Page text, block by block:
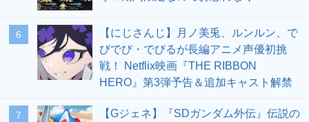
6
【にじさんじ】月ノ美兎、ルンルン、で
びでび・でびるが長編アニメ声優初挑
戦！ Netflix映画『THE RIBBON
HERO』第3弾予告＆追加キャスト解禁
7
【Gジェネ】『SDガンダム外伝』伝説の